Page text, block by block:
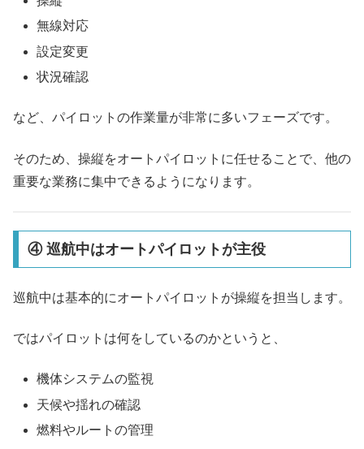
無線対応
設定変更
状況確認
など、パイロットの作業量が非常に多いフェーズです。
そのため、操縦をオートパイロットに任せることで、他の
重要な業務に集中できるようになります。
④ 巡航中はオートパイロットが主役
巡航中は基本的にオートパイロットが操縦を担当します。
ではパイロットは何をしているのかというと、
機体システムの監視
天候や揺れの確認
燃料やルートの管理